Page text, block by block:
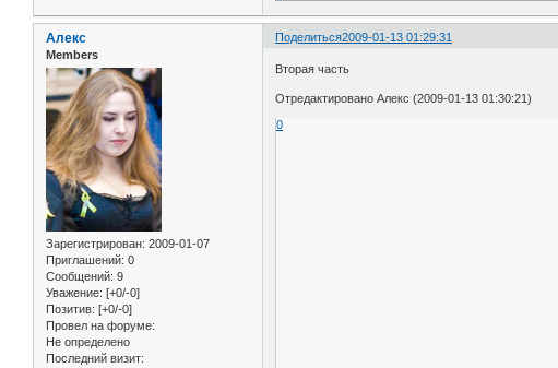
Поделиться2009-01-13 01:29:31
Алекс
Members
Зарегистрирован: 2009-01-07
Приглашений: 0
Сообщений: 9
Уважение: [+0/-0]
Позитив: [+0/-0]
Провел на форуме:
Не определено
Последний визит:
Вторая часть
Отредактировано Алекс (2009-01-13 01:30:21)
0